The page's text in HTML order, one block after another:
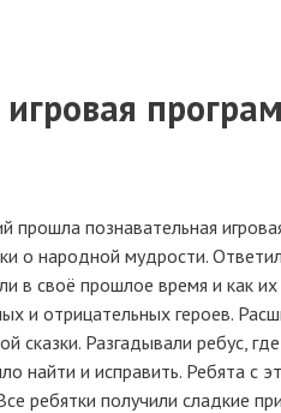
прошла познавательная
о народной мудрости.
в своё прошлое время и как
и отрицательных героев.
сказки. Разгадывали ребус,
найти и исправить. Ребята
ребятки получили сладкие